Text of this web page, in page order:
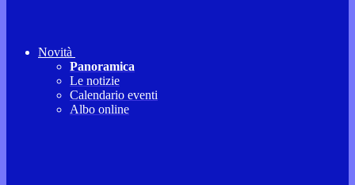
Novità
Panoramica
Le notizie
Calendario eventi
Albo online